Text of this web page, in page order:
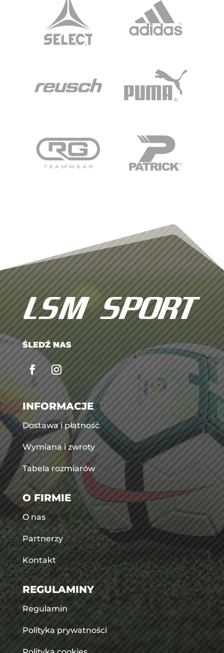
ŚLEDŹ NAS
INFORMACJE
Dostawa i płatność
Wymiana i zwroty
Tabela rozmiarów
O FIRMIE
O nas
Partnerzy
Kontakt
REGULAMINY
Regulamin
Polityka prywatności